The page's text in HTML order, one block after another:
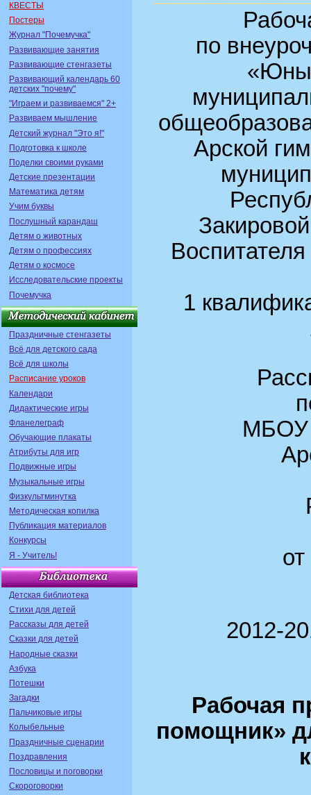
КВЕСТЫ
Постеры
Журнал "Почемучка"
Развивающие занятия
Развивающие стенгазеты
Развивающий календарь 60
детских "почему"
"Играем и развиваемся" 2+
Развиваем мышление
Детский журнал "Это я!"
Подготовка к школе
Поделки своими руками
Детские презентации
Математика детям
Учим буквы
Послушный карандаш
Детям о животных
Детям о профессиях
Детям о космосе
Исследовательские проекты
Почемучка
Праздничные стенгазеты
Всё для детского сада
Всё для школы
Расписание уроков
Календари
Дидактические игры
Фланелеграф
Обучающие плакаты
Атрибуты для игр
Подвижные игры
Музыкальные игры
Физкультминутка
Методическая копилка
Публикация материалов
Конкурсы
Я - Учитель!
Детская библиотека
Стихи для детей
Рассказы для детей
Сказки для детей
Народные сказки
Азбука
Потешки
Загадки
Пальчиковые игры
Колыбельные
Праздничные сценарии
Поздравления
Пословицы и поговорки
Скороговорки
по
Арской
1
МБОУ
2012-
Рабочая
помощник»